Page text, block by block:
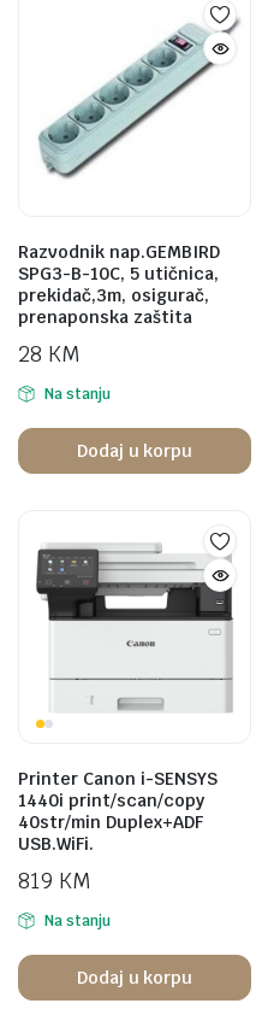
Razvodnik nap.GEMBIRD
SPG3-B-10C, 5 utičnica,
prekidač,3m, osigurač,
prenaponska zaštita
28 KM
Na stanju
Dodaj u korpu
Printer Canon i-SENSYS
1440i print/scan/copy
40str/min Duplex+ADF
USB.WiFi.
819 KM
Na stanju
Dodaj u korpu